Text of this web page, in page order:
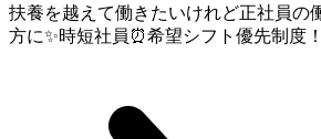
扶養を越えて働きたいけれど正社員の
方に✨時短社員⏰希望シフト優先制度！